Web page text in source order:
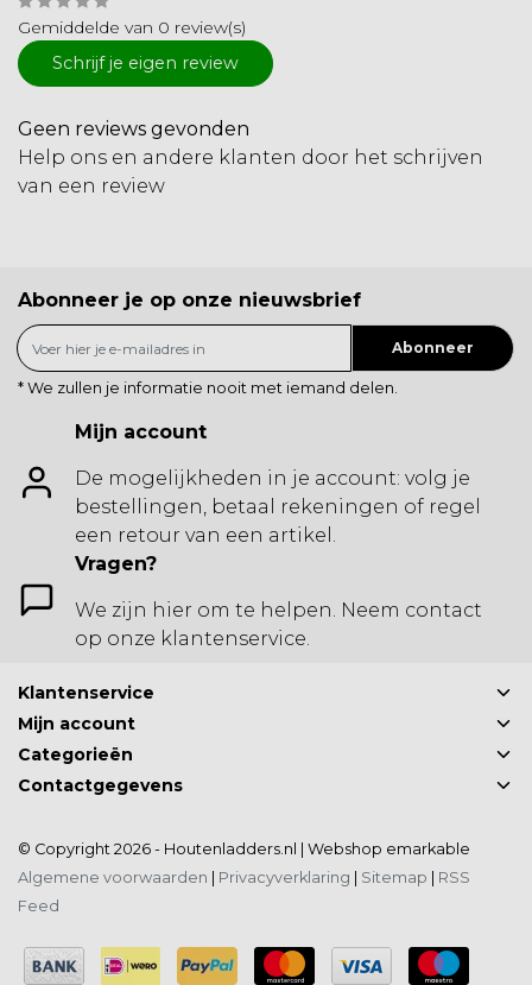
Gemiddelde van 0 review(s)
Schrijf je eigen review
Geen reviews gevonden
Help ons en andere klanten door het schrijven
van een review
Abonneer je op onze nieuwsbrief
Abonneer
* We zullen je informatie nooit met iemand delen.
Mijn account
De mogelijkheden in je account: volg je
bestellingen, betaal rekeningen of regel
een retour van een artikel.
Vragen?
We zijn hier om te helpen. Neem contact
op onze klantenservice.
Klantenservice
Mijn account
Categorieën
Contactgegevens
© Copyright 2026 - Houtenladders.nl | Webshop emarkable
Algemene voorwaarden
Privacyverklaring Sitemap
RSS
Feed